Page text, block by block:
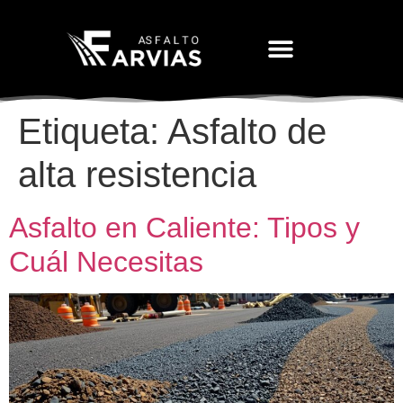
Etiqueta: Asfalto de
alta resistencia
Asfalto en Caliente: Tipos y
Cuál Necesitas